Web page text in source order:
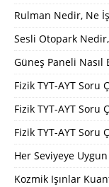
Rulman Nedir, Ne
Sesli Otopark Nedir,
Güneş Paneli
Fizik TYT-AYT Soru
Fizik TYT-AYT Soru
Fizik TYT-AYT Soru
Her Seviyeye Uygun
Kozmik Işınlar